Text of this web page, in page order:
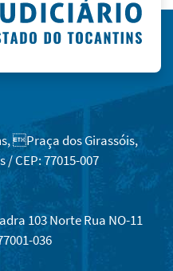
Praça dos Girassóis,
CEP: 77015-007
103 Norte Rua NO-11
036